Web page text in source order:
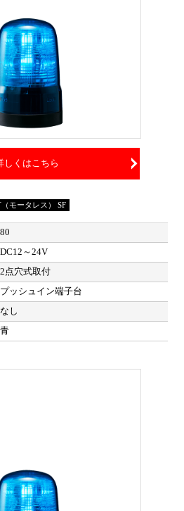
しくはこちら
モータレス） SF
80
DC12～24V
2点穴式取付
プッシュイン端子台
なし
青